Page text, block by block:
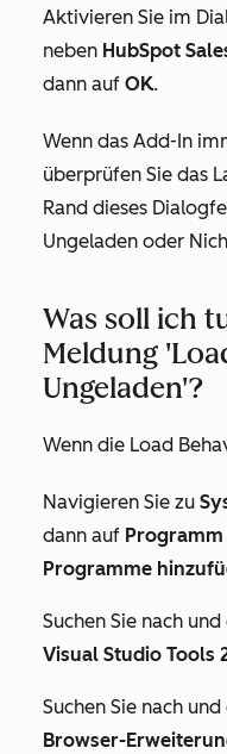
Aktivieren Sie im
neben HubSpot
dann auf OK.
Wenn das Add-In
überprüfen Sie das
Rand dieses
Ungeladen oder
Was soll ich
Meldung
Ungeladen'?
Wenn die Load
Navigieren Sie zu
dann auf
Programme
Suchen Sie nach
Visual Studio Tools
Suchen Sie nach
Browser-